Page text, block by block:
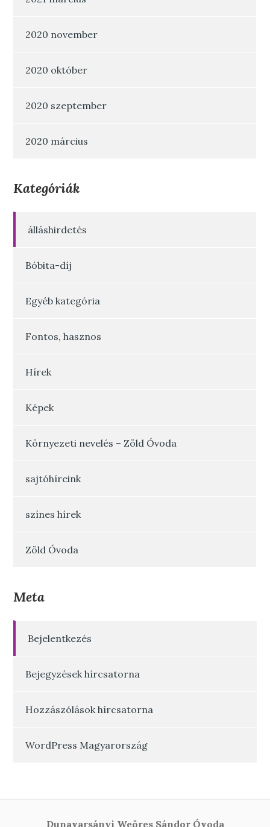
2020 november
2020 október
2020 szeptember
2020 március
Kategóriák
álláshirdetés
Bóbita-díj
Egyéb kategória
Fontos, hasznos
Hírek
Képek
Környezeti nevelés – Zöld Óvoda
sajtóhíreink
színes hírek
Zöld Óvoda
Meta
Bejelentkezés
Bejegyzések hírcsatorna
Hozzászólások hírcsatorna
WordPress Magyarország
Dunavarsányi Weöres Sándor Óvoda